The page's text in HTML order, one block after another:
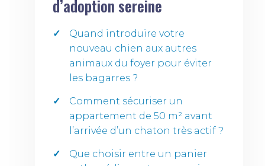
d’adoption sereine
Quand introduire votre
nouveau chien aux autres
animaux du foyer pour éviter
les bagarres ?
Comment sécuriser un
appartement de 50 m² avant
l’arrivée d’un chaton très actif ?
Que choisir entre un panier